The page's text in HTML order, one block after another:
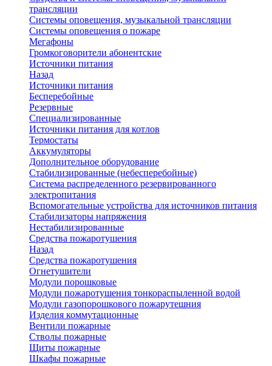
трансляции
Системы оповещения, музыкальной трансляции
Системы оповещения о пожаре
Мегафоны
Громкоговорители абонентские
Источники питания
Назад
Источники питания
Бесперебойные
Резервные
Специализированные
Источники питания для котлов
Термостаты
Аккумуляторы
Дополнительное оборудование
Стабилизированные (небесперебойные)
Система распределенного резервированного
электропитания
Вспомогательные устройства для источников питания
Стабилизаторы напряжения
Нестабилизированные
Средства пожаротушения
Назад
Средства пожаротушения
Огнетушители
Модули порошковые
Модули пожаротушения тонкораспыленной водой
Модули газопорошкового пожарутешния
Изделия коммутационные
Вентили пожарные
Стволы пожарные
Щиты пожарные
Шкафы пожарные